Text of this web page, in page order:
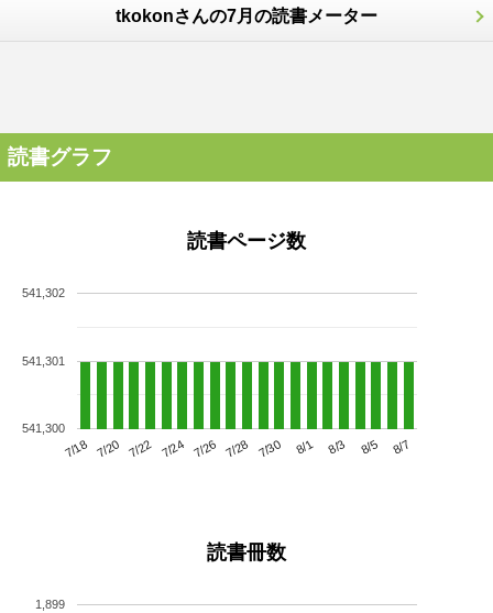
tkokonさんの7月の読書メーター
読書グラフ
読書ページ数
7/18 7/20 7/22 7/24 7/26 7/28 7/30 8/1 8/3 8/5 8/7
541,300
541,301
541,302
読書冊数
1,899